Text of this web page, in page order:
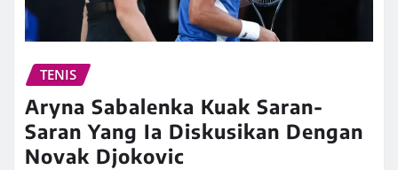
TENIS
Aryna Sabalenka Kuak Saran-
Saran Yang Ia Diskusikan Dengan
Novak Djokovic